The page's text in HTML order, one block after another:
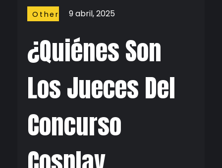
¿Quiénes Son
Los Jueces Del
Concurso
9 abril, 2025
Other